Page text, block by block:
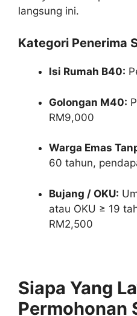
langsung ini.
Kategori Penerima
Isi Rumah B40:
Golongan M40:
RM9,000
Warga Emas
60 tahun,
Bujang / OKU:
atau OKU ≥ 19
RM2,500
Siapa Yang
Permohonan